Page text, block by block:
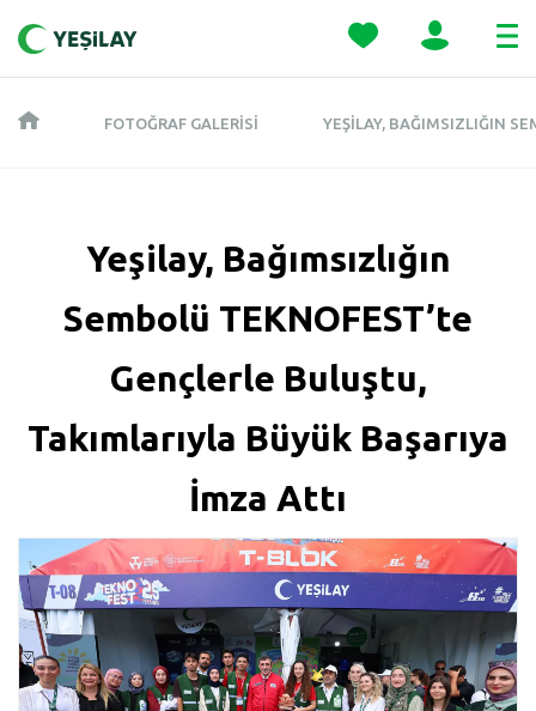
FOTOĞRAF GALERISI YEŞILAY, BAĞIMSIZLIĞIN
Yeşilay, Bağımsızlığın
Sembolü TEKNOFEST’te
Gençlerle Buluştu,
Takımlarıyla Büyük Başarıya
İmza Attı